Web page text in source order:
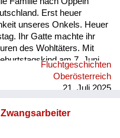
Erst heuer
unseres Onkels. Heuer
Ihr Gatte machte ihr
des Wohltäters. Mit
am 7. Juni
Pühret 4143
Fluchtgeschichten
Oberösterreich
21. Juli 2025